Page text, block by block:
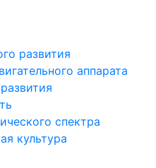
развития
аппарата
спектра
культура